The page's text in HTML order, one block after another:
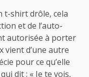
t-shirt drôle, cela
et de l’auto-
autorisée à porter
vient d’une autre
pour ce qu’elle
dit : « Je te vois,